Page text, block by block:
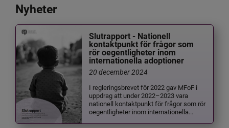
Nyheter
Slutrapport - Nationell
kontaktpunkt för frågor som
rör oegentligheter inom
internationella adoptioner
20 december 2024
I regleringsbrevet för 2022 gav MFoF i
uppdrag att under 2022–2023 vara
nationell kontaktpunkt för frågor som rör
oegentligheter inom internationella...